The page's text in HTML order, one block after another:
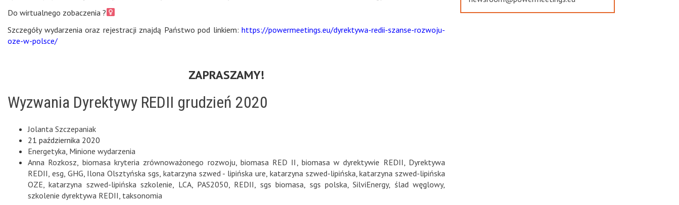
Do wirtualnego zobaczenia ?‍
Szczegóły wydarzenia oraz rejestracji znajdą Państwo pod linkiem: https://powermeetings.eu/dyrektywa-redii-szanse-rozwoju-
oze-w-polsce/
ZAPRASZAMY!
Wyzwania Dyrektywy REDII grudzień 2020
Jolanta Szczepaniak
21 października 2020
Energetyka Minione wydarzenia
Anna Rozkosz biomasa kryteria zrównoważonego rozwoju biomasa RED II biomasa w dyrektywie REDII
Dyrektywa
REDII esg GHG Ilona Olsztyńska sgs katarzyna szwed - lipińska ure katarzyna szwed-lipińska ,katarzyna szwed-lipińska
OZE ,katarzyna szwed-lipińska szkolenie LCA, PAS2050 REDII sgs biomasa sgs polska ,SilviEnergy, ślad węglowy,
szkolenie dyrektywa REDII taksonomia